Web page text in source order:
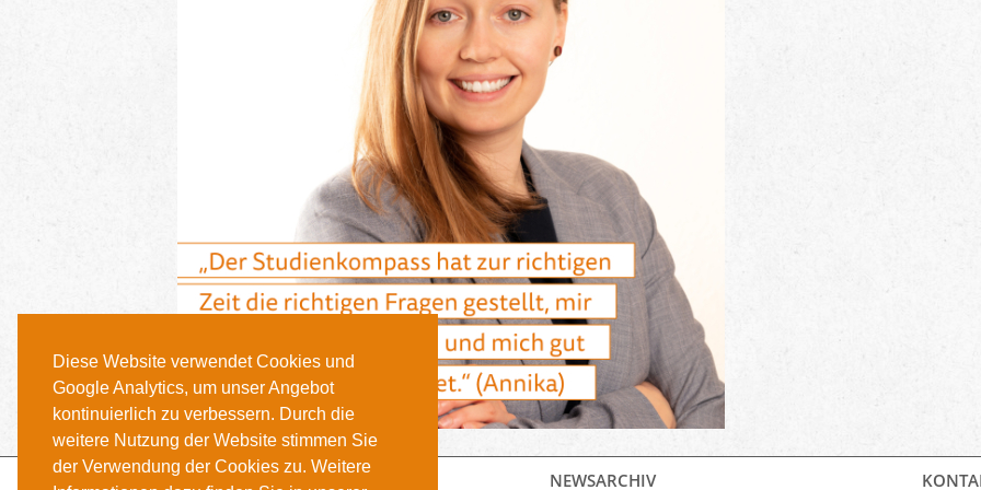
Diese Website verwendet Cookies und
Google Analytics, um unser Angebot
kontinuierlich zu verbessern. Durch die
weitere Nutzung der Website stimmen Sie
der Verwendung der Cookies zu. Weitere
INSTAGRAM NEWSARCHIV